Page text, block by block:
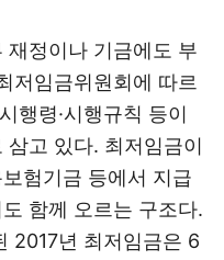
재정이나 기금에도 부
저임금위원회에 따르
행령·시행규칙 등이
고 있다. 최저임금이
험기금 등에서 지급
함께 오르는 구조다.
2017년 최저임금은 6